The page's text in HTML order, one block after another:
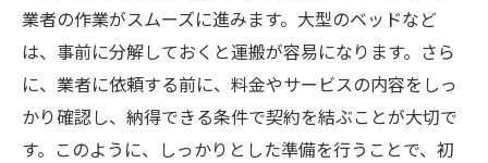
業者の作業がスムーズに進みます。大型のベッドなど
は、事前に分解しておくと運搬が容易になります。さら
に、業者に依頼する前に、料金やサービスの内容をしっ
かり確認し、納得できる条件で契約を結ぶことが大切で
す。このように、しっかりとした準備を行うことで、初